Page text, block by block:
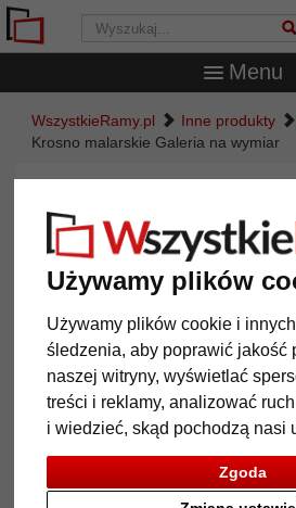
Używamy plików
Używamy plików cookie i
śledzenia, aby poprawić jakość
naszej witryny, wyświetlać
treści i reklamy, analizować
i wiedzieć, skąd pochodzą nasi
Zgoda
Menu
WszystkieRamy.pl Inne produkty
Krosno malarskie Galeria na wymiar
wymiar
Powrót